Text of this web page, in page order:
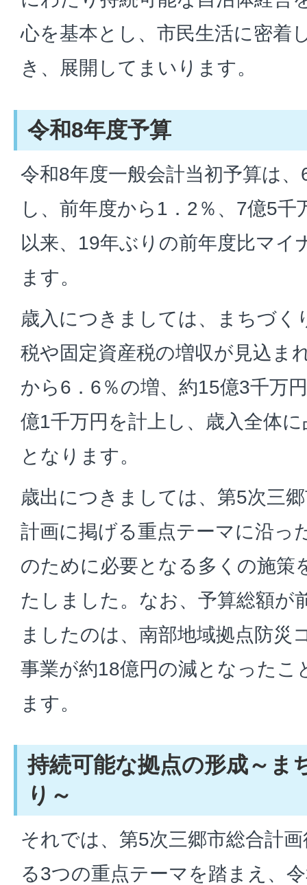
心を基本とし、市民生活に密着
き、展開してまいります。
令和8年度予算
令和8年度一般会計当初予算は
し、前年度から1．2％、7億5千
以来、19年ぶりの前年度比マイ
ます。
歳入につきましては、まちづく
税や固定資産税の増収が見込ま
から6．6％の増、約15億3千万
億1千万円を計上し、歳入全体
となります。
歳出につきましては、第5次三
計画に掲げる重点テーマに沿っ
のために必要となる多くの施策
たしました。なお、予算総額が
ましたのは、南部地域拠点防災
事業が約18億円の減となったこ
ます。
持続可能な拠点の形成～ま
り～
それでは、第5次三郷市総合計
る3つの重点テーマを踏まえ、